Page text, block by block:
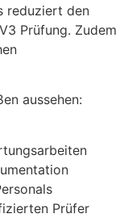
reduziert den
Prüfung. Zudem
aussehen:
Prüfer